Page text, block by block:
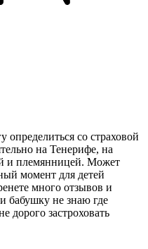
со страховой
на Тенерифе, на
и племянницей. Может
момент для детей
много отзывов и
бабушку не знаю где
дорого застроховать